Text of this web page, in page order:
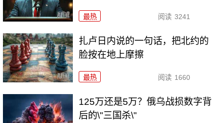
最热 阅读 3241
扎卢日内说的一句话，把北约的
脸按在地上摩擦
最热 阅读 1660
125万还是5万？俄乌战损数字背
后的\"三国杀\"